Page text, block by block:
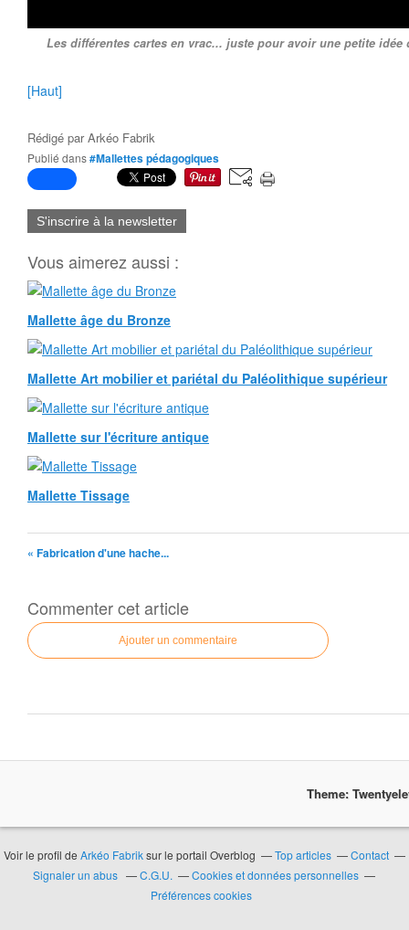
Les différentes cartes en vrac... juste pour avoir une petite
[Haut]
Rédigé parArkéo Fabrik
Publié dans#Mallettes pédagogiques
S'inscrire à la newsletter
Vous aimerez aussi :
Mallette âge du Bronze
Mallette Art mobilier et pariétal du Paléolithique supérieur
Mallette sur l'écriture antique
Mallette Tissage
« Fabrication d'une hache...
Commenter cet article
Ajouter un commentaire
Theme:
Voir le profil de Arkéo Fabriksur le portail Overblog Top articles
Contact
Signaler un abus
C.G.U.
Cookies et données personnelles
Préférences cookies